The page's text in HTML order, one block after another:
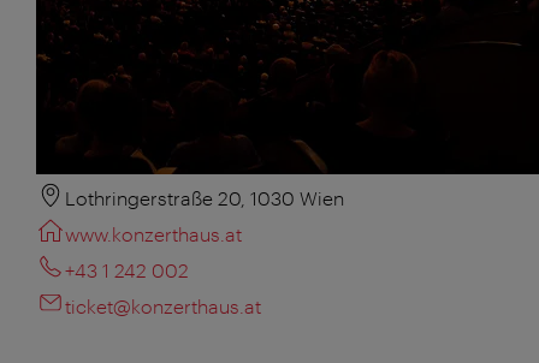
Lothringerstraße 20, 1030 Wien
www.konzerthaus.at
+43 1 242 002
ticket@konzerthaus.at